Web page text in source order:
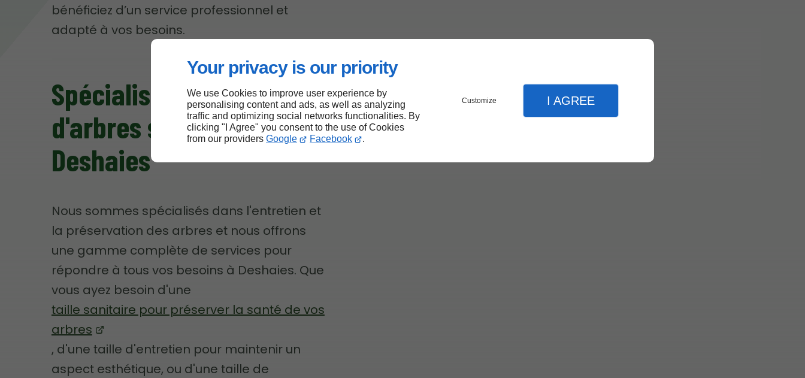
Your privacy is our priority
We use Cookies to improve user experience by
personalising content and ads, as well as analyzing
traffic and optimizing social networks functionalities. By
clicking "I Agree" you consent to the use of Cookies
from our providers Google Facebook .
Customize I AGREE
bénéficiez d’un service professionnel et
adapté à vos besoins.
Spécialistes de la taille
d'arbres sur mesure à
Deshaies
Nous sommes spécialisés dans l'entretien et
la préservation des arbres et nous offrons
une gamme complète de services pour
répondre à tous vos besoins à Deshaies. Que
vous ayez besoin d'une
taille sanitaire pour préserver la santé de vos
arbres
, d'une taille d'entretien pour maintenir un
aspect esthétique, ou d'une taille de